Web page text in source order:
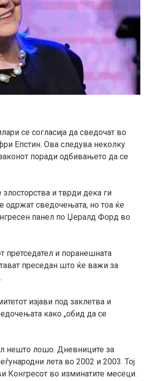
се согласија да сведочат во
Епстин. Ова следува неколку
поради одбивањето да се
и тврди дека ги
одржат сведочењата, но тоа ќе
панел по Џералд Форд во
претседател и поранешната
преседан што ќе важи за
изјави под заклетва и
како „обид да се
нешто лошо. Дневниците за
лета во 2002 и 2003. Тој
Конгресот во изминатите месеци.